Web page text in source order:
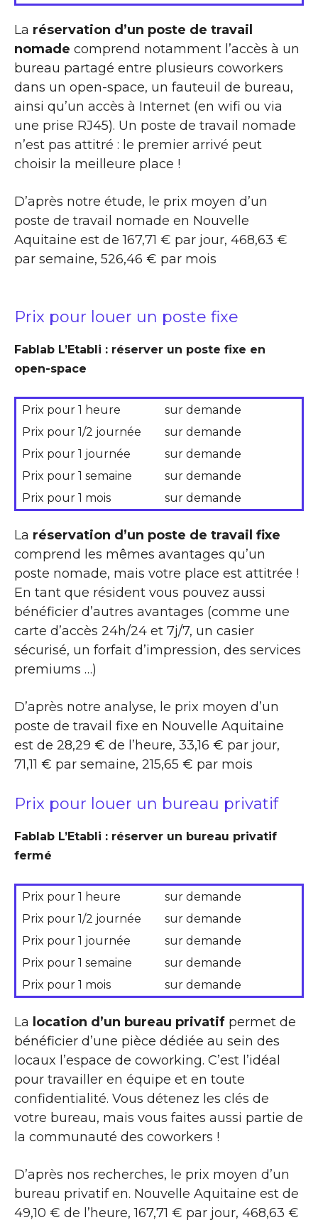
La réservation d’un poste de travail
nomade comprend notamment l’accès à un
bureau partagé entre plusieurs coworkers
dans un open-space, un fauteuil de bureau,
ainsi qu’un accès à Internet (en wifi ou via
une prise RJ45). Un poste de travail nomade
n’est pas attitré : le premier arrivé peut
choisir la meilleure place !
D’après notre étude, le prix moyen d’un
poste de travail nomade en Nouvelle
Aquitaine est de 167,71 € par jour, 468,63 €
par semaine, 526,46 € par mois
Prix pour louer un poste fixe
Fablab L’Etabli : réserver un poste fixe en
open-space
Prix pour 1 heure
sur demande
Prix pour 1/2 journée
sur demande
Prix pour 1 journée
sur demande
Prix pour 1 semaine
sur demande
Prix pour 1 mois
sur demande
La réservation d’un poste de travail fixe
comprend les mêmes avantages qu’un
poste nomade, mais votre place est attitrée !
En tant que résident vous pouvez aussi
bénéficier d’autres avantages (comme une
carte d’accès 24h/24 et 7j/7, un casier
sécurisé, un forfait d’impression, des services
premiums …)
D’après notre analyse, le prix moyen d’un
poste de travail fixe en Nouvelle Aquitaine
est de 28,29 € de l’heure, 33,16 € par jour,
71,11 € par semaine, 215,65 € par mois
Prix pour louer un bureau privatif
Fablab L’Etabli : réserver un bureau privatif
fermé
Prix pour 1 heure
sur demande
Prix pour 1/2 journée
sur demande
Prix pour 1 journée
sur demande
Prix pour 1 semaine
sur demande
Prix pour 1 mois
sur demande
La location d’un bureau privatif permet de
bénéficier d’une pièce dédiée au sein des
locaux l’espace de coworking. C’est l’idéal
pour travailler en équipe et en toute
confidentialité. Vous détenez les clés de
votre bureau, mais vous faites aussi partie de
la communauté des coworkers !
D’après nos recherches, le prix moyen d’un
bureau privatif en. Nouvelle Aquitaine est de
49,10 € de l’heure, 167,71 € par jour, 468,63 €